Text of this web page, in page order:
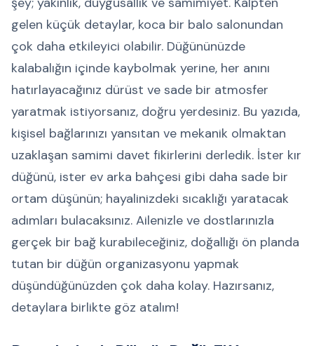
gelen küçük detaylar, koca bir balo salonundan
çok daha etkileyici olabilir. Düğününüzde
kalabalığın içinde kaybolmak yerine, her anını
hatırlayacağınız dürüst ve sade bir atmosfer
yaratmak istiyorsanız, doğru yerdesiniz. Bu yazıda,
kişisel bağlarınızı yansıtan ve mekanik olmaktan
uzaklaşan samimi davet fikirlerini derledik. İster kır
düğünü, ister ev arka bahçesi gibi daha sade bir
ortam düşünün; hayalinizdeki sıcaklığı yaratacak
adımları bulacaksınız. Ailenizle ve dostlarınızla
gerçek bir bağ kurabileceğiniz, doğallığı ön planda
tutan bir düğün organizasyonu yapmak
düşündüğünüzden çok daha kolay. Hazırsanız,
detaylara birlikte göz atalım!